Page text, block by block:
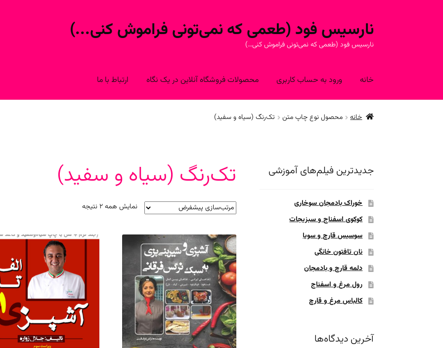
پرش
به
ناوبری
پرش
به
محتوا
نارسیس فود (طعمی که نمی‌تونی فراموش کنی...)
نارسیس فود (طعمی که نمی‌تونی فراموش کنی…)
خانه ورود به حساب کاربری محصولات فروشگاه آنلاین در یک نگاه ارتباط با ما
خانه محصول نوع چاپ متن تک‌رنگ (سیاه و سفید)
تک‌رنگ (سیاه و سفید)
نمایش همه 2 نتیجه
جدیدترین فیلم‌های آموزشی
خوراک بادمجان سوخاری
کوکوی اسفناج و سبزیجات
سوسیس قارچ و سویا
نان تافتون خانگی
دلمه قارچ و بادمجان
رول مرغ و اسفناج
کالباس مرغ و قارچ
آخرین دیدگاه‌ها